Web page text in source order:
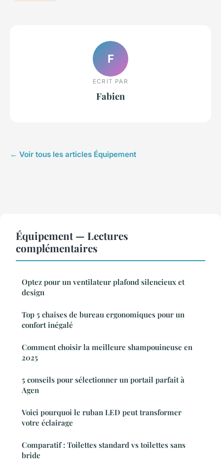
F
ECRIT PAR
Fabien
← Voir tous les articles Équipement
Équipement — Lectures
complémentaires
Optez pour un ventilateur plafond silencieux et
design
Top 5 chaises de bureau ergonomiques pour un
confort inégalé
Comment choisir la meilleure shampouineuse en
2025
5 conseils pour sélectionner un portail parfait à
Agen
Voici pourquoi le ruban LED peut transformer
votre éclairage
Comparatif : Toilettes standard vs toilettes sans
bride